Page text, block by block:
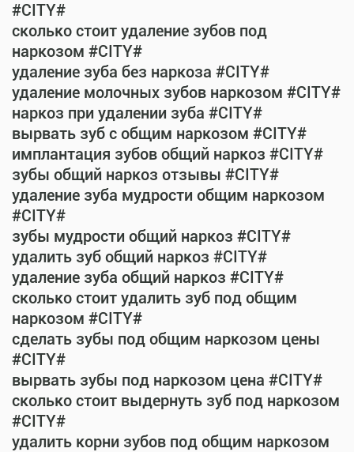
#CITY#
сколько стоит удаление зубов под
наркозом #CITY#
удаление зуба без наркоза #CITY#
удаление молочных зубов наркозом #CITY#
наркоз при удалении зуба #CITY#
вырвать зуб с общим наркозом #CITY#
имплантация зубов общий наркоз #CITY#
зубы общий наркоз отзывы #CITY#
удаление зуба мудрости общим наркозом
#CITY#
зубы мудрости общий наркоз #CITY#
удалить зуб общий наркоз #CITY#
удаление зуба общий наркоз #CITY#
сколько стоит удалить зуб под общим
наркозом #CITY#
сделать зубы под общим наркозом цены
#CITY#
вырвать зубы под наркозом цена #CITY#
сколько стоит выдернуть зуб под наркозом
#CITY#
удалить корни зубов под общим наркозом